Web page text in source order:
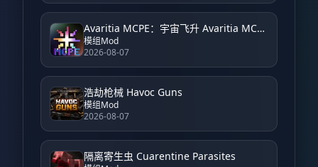
Avaritia MCPE：宇宙飞升 Avaritia MCPE: Cosmic Ascension
模组Mod
2026-08-07
浩劫枪械 Havoc Guns
模组Mod
2026-08-07
隔离寄生虫 Cuarentine Parasites